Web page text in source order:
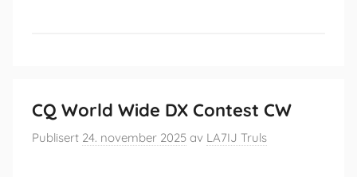
CQ World Wide DX Contest CW
Publisert 24. november 2025 av LA7IJ Truls